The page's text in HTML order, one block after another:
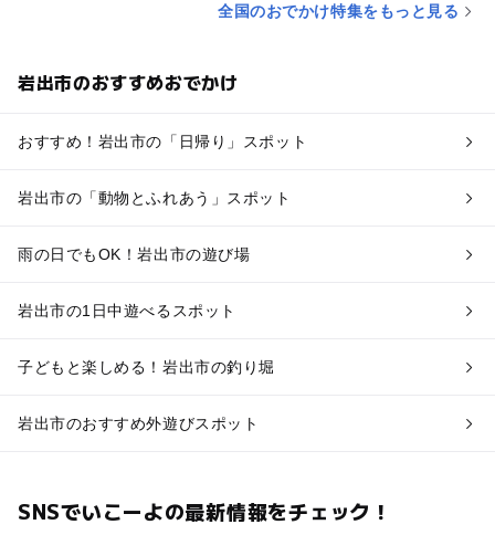
全国のおでかけ特集をもっと見る
岩出市のおすすめおでかけ
おすすめ！岩出市の「日帰り」スポット
岩出市の「動物とふれあう」スポット
雨の日でもOK！岩出市の遊び場
岩出市の1日中遊べるスポット
子どもと楽しめる！岩出市の釣り堀
岩出市のおすすめ外遊びスポット
SNSでいこーよの最新情報をチェック！